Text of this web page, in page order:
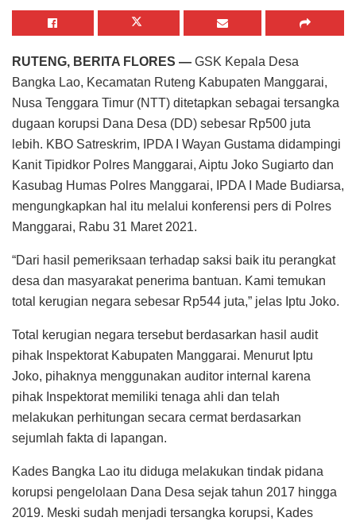
RUTENG, BERITA FLORES — GSK Kepala Desa
Bangka Lao, Kecamatan Ruteng Kabupaten Manggarai,
Nusa Tenggara Timur (NTT) ditetapkan sebagai tersangka
dugaan korupsi Dana Desa (DD) sebesar Rp500 juta
lebih. KBO Satreskrim, IPDA I Wayan Gustama didampingi
Kanit Tipidkor Polres Manggarai, Aiptu Joko Sugiarto dan
Kasubag Humas Polres Manggarai, IPDA I Made Budiarsa,
mengungkapkan hal itu melalui konferensi pers di Polres
Manggarai, Rabu 31 Maret 2021.
“Dari hasil pemeriksaan terhadap saksi baik itu perangkat
desa dan masyarakat penerima bantuan. Kami temukan
total kerugian negara sebesar Rp544 juta,” jelas Iptu Joko.
Total kerugian negara tersebut berdasarkan hasil audit
pihak Inspektorat Kabupaten Manggarai. Menurut Iptu
Joko, pihaknya menggunakan auditor internal karena
pihak Inspektorat memiliki tenaga ahli dan telah
melakukan perhitungan secara cermat berdasarkan
sejumlah fakta di lapangan.
Kades Bangka Lao itu diduga melakukan tindak pidana
korupsi pengelolaan Dana Desa sejak tahun 2017 hingga
2019. Meski sudah menjadi tersangka korupsi, Kades